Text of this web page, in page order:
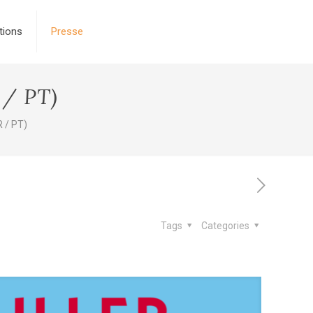
Presse
/ PT)
/ PT)
Categories
Tags